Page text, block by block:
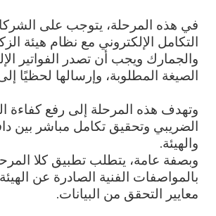
في هذه المرحلة، يتوجب على
التكامل الإلكتروني مع نظام هيئة
والجمارك ويجب أن تصدر الفواتير
الصيغة المطلوبة، وإرسالها لحظيًا
وتهدف هذه المرحلة إلى رفع كفاءة
الضريبي وتحقيق تكامل مباشر بين
والهيئة.
وبصفة عامة، يتطلب تطبيق كلا
بالمواصفات الفنية الصادرة عن
معايير التحقق من البيانات.